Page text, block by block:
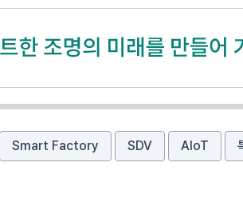
Smart Factory SDV AIoT